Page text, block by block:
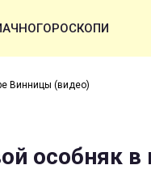
ГОРОСКОПИ
Винницы (видео)
особняк в